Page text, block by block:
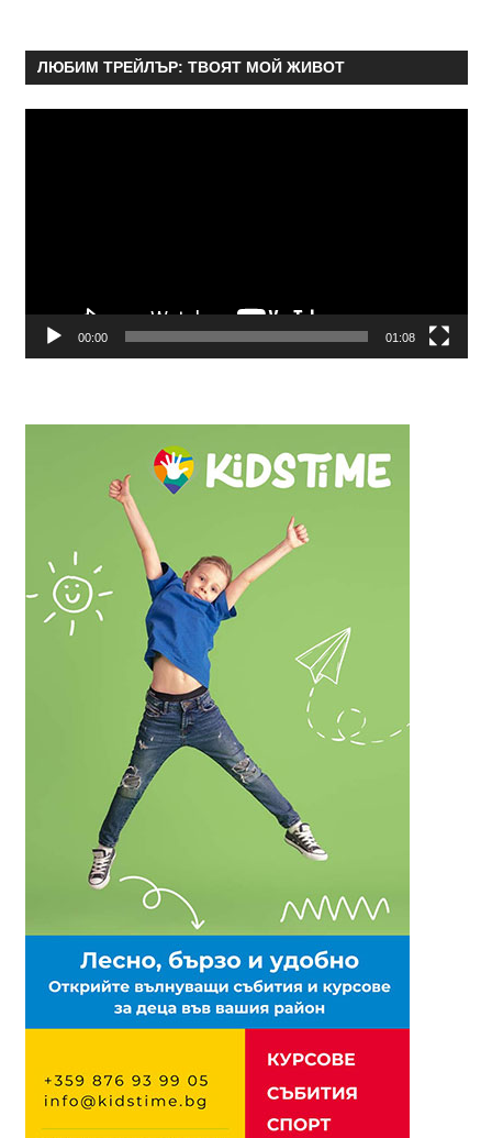
ЛЮБИМ ТРЕЙЛЪР: ТВОЯТ МОЙ ЖИВОТ
00:00 01:08